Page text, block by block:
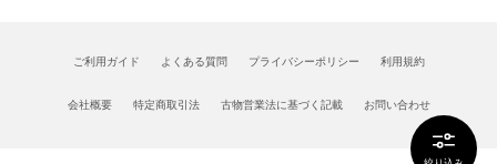
ご利用ガイド よくある質問 プライバシーポリシー 利用規約
会社概要 特定商取引法 古物営業法に基づく記載 お問い合わせ